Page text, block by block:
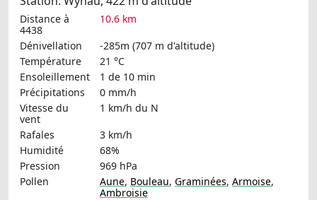
Distance à
4438
10.6 km
Dénivellation
-285m (707 m d'altitude)
Température
21 °C
Ensoleillement
1 de 10 min
Précipitations
0 mm/h
Vitesse du
vent
1 km/h du N
Rafales
3 km/h
Humidité
68%
Pression
969 hPa
Pollen
Aune, Bouleau, Graminées, Armoise,
Ambroisie